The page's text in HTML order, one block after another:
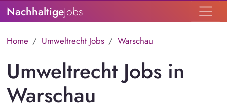
NachhaltigeJobs
Home Umweltrecht Jobs Warschau
Umweltrecht Jobs in
Warschau